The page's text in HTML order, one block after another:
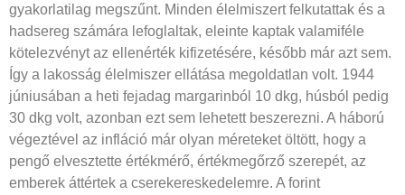
gyakorlatilag megszűnt. Minden élelmiszert felkutattak és a
hadsereg számára lefoglaltak, eleinte kaptak valamiféle
kötelezvényt az ellenérték kifizetésére, később már azt sem.
Így a lakosság élelmiszer ellátása megoldatlan volt. 1944
júniusában a heti fejadag margarinból 10 dkg, húsból pedig
30 dkg volt, azonban ezt sem lehetett beszerezni. A háború
végeztével az infláció már olyan méreteket öltött, hogy a
pengő elvesztette értékmérő, értékmegőrző szerepét, az
emberek áttértek a cserekereskedelemre. A forint